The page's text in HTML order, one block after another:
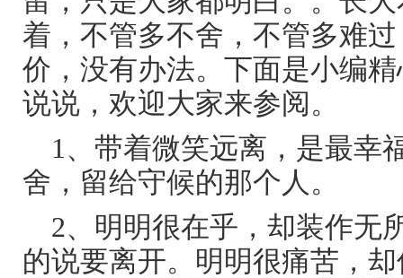
着，不管多不舍，不管多难
价，没有办法。下面是小编
说说，欢迎大家来参阅。
1、带着微笑远离，是最幸
舍，留给守候的那个人。
2、明明很在乎，却装作无
的说要离开。明明很痛苦，